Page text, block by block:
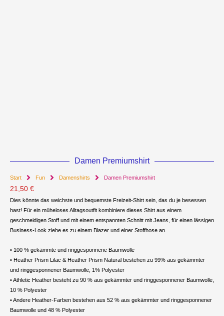
Damen Premiumshirt
Start Fun Damenshirts Damen Premiumshirt
21,50 €
Dies könnte das weichste und bequemste Freizeit-Shirt sein, das du je besessen
hast! Für ein müheloses Alltagsoutfit kombiniere dieses Shirt aus einem
geschmeidigen Stoff und mit einem entspannten Schnitt mit Jeans, für einen lässigen
Business-Look ziehe es zu einem Blazer und einer Stoffhose an.
• 100 % gekämmte und ringgesponnene Baumwolle
• Heather Prism Lilac & Heather Prism Natural bestehen zu 99% aus gekämmter
und ringgesponnener Baumwolle, 1% Polyester
• Athletic Heather besteht zu 90 % aus gekämmter und ringgesponnener Baumwolle,
10 % Polyester
• Andere Heather-Farben bestehen aus 52 % aus gekämmter und ringgesponnener
Baumwolle und 48 % Polyester